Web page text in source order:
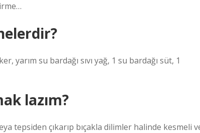
yarım su bardağı sıvı yağ, 1 su bardağı süt, 1
lazım?
tepsiden çıkarıp bıçakla dilimler halinde kesmeli